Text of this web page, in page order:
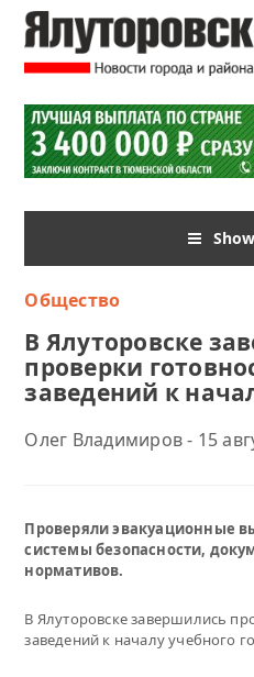
Общество
В Ялуторовске
проверки
заведений к
Олег Владимиров - 15
Проверяли эвакуационные
системы безопасности,
нормативов.
В Ялуторовске завершились
заведений к началу учебного